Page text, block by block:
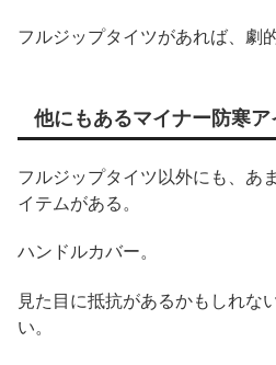
フルジップタイツがあれば、劇
他にもあるマイナー防寒ア
フルジップタイツ以外にも、あ
イテムがある。
ハンドルカバー。
見た目に抵抗があるかもしれな
い。